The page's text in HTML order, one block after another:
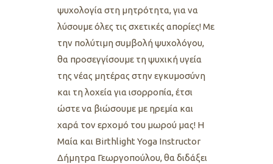
ψυχολογία στη μητρότητα, για να
λύσουμε όλες τις σχετικές απορίες!Με
την πολύτιμη συμβολή ψυχολόγου,
θα προσεγγίσουμε τη ψυχική υγεία
της νέας μητέρας στην εγκυμοσύνη
και τη λοχεία για ισορροπία, έτσι
ώστε να βιώσουμε με ηρεμία και
χαρά τον ερχομό του μωρού μας! Η
Μαία και Birthlight Yoga Instructor
Δήμητρα Γεωργοπούλου, θα διδάξει